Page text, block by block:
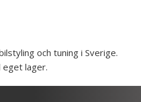
och tuning i Sverige.
eget lager.